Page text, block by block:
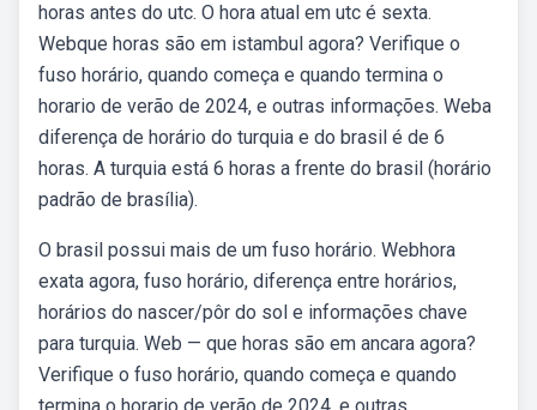
horas antes do utc. O hora atual em utc é sexta.
Webque horas são em istambul agora? Verifique o
fuso horário, quando começa e quando termina o
horario de verão de 2024, e outras informações. Weba
diferença de horário do turquia e do brasil é de 6
horas. A turquia está 6 horas a frente do brasil (horário
padrão de brasília).
O brasil possui mais de um fuso horário. Webhora
exata agora, fuso horário, diferença entre horários,
horários do nascer/pôr do sol e informações chave
para turquia. Web — que horas são em ancara agora?
Verifique o fuso horário, quando começa e quando